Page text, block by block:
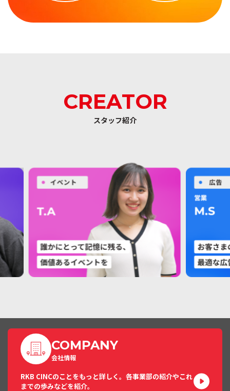
CREATOR
スタッフ紹介
COMPANY
会社情報
RKB CINCのことをもっと詳しく。各事業部の紹介やこれ
までの歩みなどを紹介。